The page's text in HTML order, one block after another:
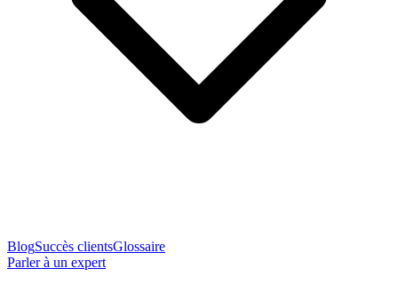
BlogSuccès clientsGlossaire
Parler à un expert